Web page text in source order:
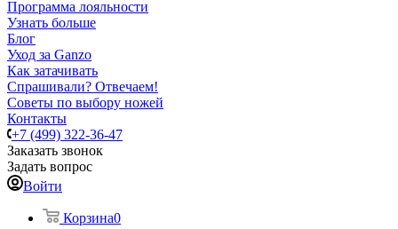
Программа лояльности
Узнать больше
Блог
Уход за Ganzo
Как затачивать
Спрашивали? Отвечаем!
Советы по выбору ножей
Контакты
+7 (499) 322-36-47
Заказать звонок
Задать вопрос
Войти
Корзина0